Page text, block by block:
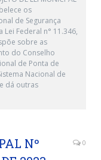
os
de Segurança
Lei Federal n° 11.346,
sobre as
do Conselho
de Ponta de
Nacional de
dá outras
Nº
0